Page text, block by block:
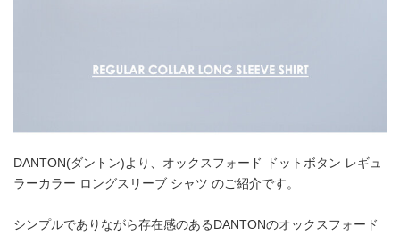
DANTON(ダントン)より、オックスフォード ドットボタン レギュ
ラーカラー ロングスリーブ シャツ のご紹介です。
シンプルでありながら存在感のあるDANTONのオックスフォード